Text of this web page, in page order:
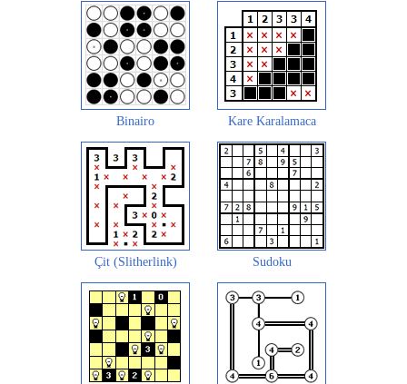
Binairo Kare Karalamaca
Çit (Slitherlink) Sudoku